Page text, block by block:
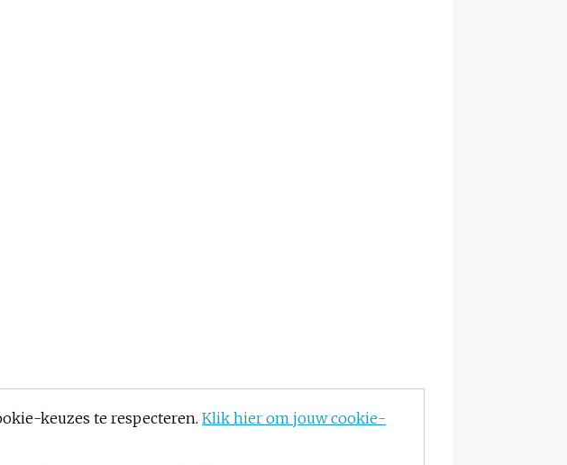
keuzes te respecteren. Klik hier om jouw cookie-